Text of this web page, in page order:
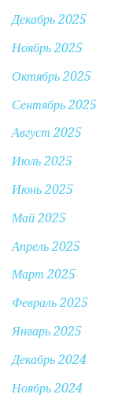
Декабрь 2025
Ноябрь 2025
Октябрь 2025
Сентябрь 2025
Август 2025
Июль 2025
Июнь 2025
Май 2025
Апрель 2025
Март 2025
Февраль 2025
Январь 2025
Декабрь 2024
Ноябрь 2024